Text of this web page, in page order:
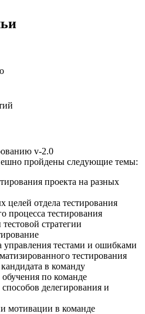
v-2.0
пройдены следующие темы:
проекта на разных
целей отдела тестирования
процесса тестирования
стратегии
управления тестами и ошибками
тестирования
в команду
по команде
делегирования и
мотивации в команде